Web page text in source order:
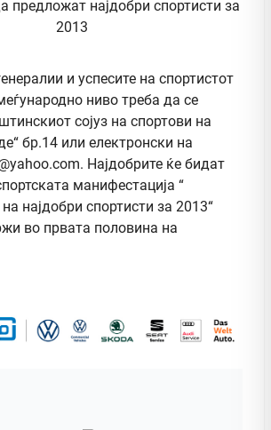
и успесите на спортистот
ниво треба да се
сојуз на спортови на
бр.14 или електронски на
. Најдобрите ќе бидат
манифестација “
најдобри спортисти за 2013“
во првата половина на